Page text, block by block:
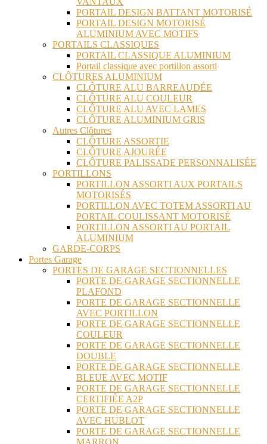
PORTAIL DESIGN BATTANT MOTORISÉ
PORTAIL DESIGN MOTORISÉ
ALUMINIUM AVEC MOTIFS
PORTAILS CLASSIQUES
PORTAIL CLASSIQUE ALUMINIUM
Portail classique avec portillon assorti
CLÔTURES ALUMINIUM
CLÔTURE ALU BARREAUDÉE
CLÔTURE ALU COULEUR
CLÔTURE ALU AVEC LAMES
CLÔTURE ALUMINIUM GRIS
Autres Clôtures
CLÔTURE ASSORTIE
CLÔTURE AJOURÉE
CLÔTURE PALISSADE PERSONNALISÉE
PORTILLONS
PORTILLON ASSORTI AUX PORTAILS
MOTORISÉS
PORTILLON AVEC TOTEM ASSORTI AU
PORTAIL COULISSANT MOTORISÉ
PORTILLON ASSORTI AU PORTAIL
ALUMINIUM
GARDE-CORPS
Portes Garage
PORTES DE GARAGE SECTIONNELLES
PORTE DE GARAGE SECTIONNELLE
PLAFOND
PORTE DE GARAGE SECTIONNELLE
AVEC PORTILLON
PORTE DE GARAGE SECTIONNELLE
COULEUR
PORTE DE GARAGE SECTIONNELLE
DOUBLE
PORTE DE GARAGE SECTIONNELLE
BLEUE AVEC MOTIF
PORTE DE GARAGE SECTIONNELLE
CERTIFIÉE A2P
PORTE DE GARAGE SECTIONNELLE
AVEC HUBLOT
PORTE DE GARAGE SECTIONNELLE